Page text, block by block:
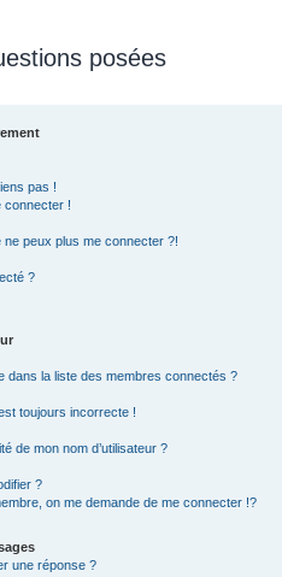
posées
pas !
connecter !
peux plus me connecter ?!
?
dans la liste des membres connectés ?
toujours incorrecte !
de mon nom d’utilisateur ?
?
on me demande de me connecter !?
une réponse ?